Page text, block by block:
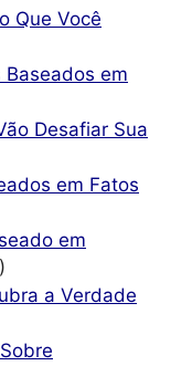
Que Você
Baseados em
Desafiar Sua
em Fatos
em
a Verdade